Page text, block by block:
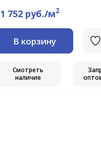
1 752 руб./м2
В корзину
Смотреть
наличие